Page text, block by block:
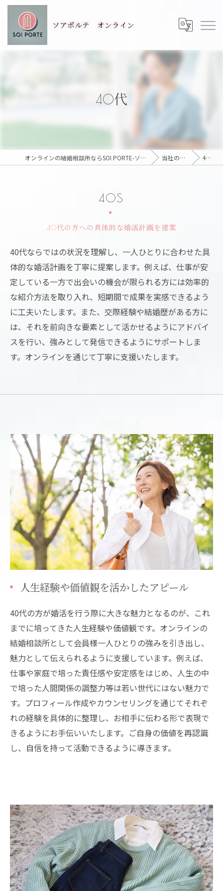
ソアポルテ オンライン
40代
オンラインの結婚相談所ならSOI PORTE-ソアポルテ 当社の特徴 40代
40代の方への具体的な婚活計画を提案
40S
40代ならではの状況を理解し、一人ひとりに合わせた具
体的な婚活計画を丁寧に提案します。例えば、仕事が安
定している一方で出会いの機会が限られる方には効率的
な紹介方法を取り入れ、短期間で成果を実感できるよう
に工夫いたします。また、交際経験や結婚歴がある方に
は、それを前向きな要素として活かせるようにアドバイ
スを行い、強みとして発信できるようにサポートしま
す。オンラインを通じて丁寧に支援いたします。
人生経験や価値観を活かしたアピール
40代の方が婚活を行う際に大きな魅力となるのが、これ
までに培ってきた人生経験や価値観です。オンラインの
結婚相談所として会員様一人ひとりの強みを引き出し、
魅力として伝えられるように支援しています。例えば、
仕事や家庭で培った責任感や安定感をはじめ、人生の中
で培った人間関係の調整力等は若い世代にはない魅力で
す。プロフィール作成やカウンセリングを通じてそれぞ
れの経験を具体的に整理し、お相手に伝わる形で表現で
きるようにお手伝いいたします。ご自身の価値を再認識
し、自信を持って活動できるように導きます。